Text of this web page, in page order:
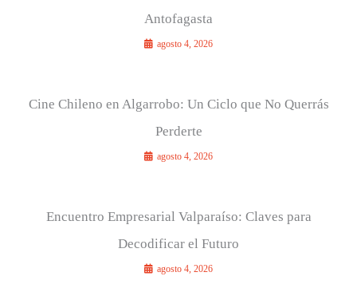
Antofagasta
agosto 4, 2026
Cine Chileno en Algarrobo: Un Ciclo que No Querrás
Perderte
agosto 4, 2026
Encuentro Empresarial Valparaíso: Claves para
Decodificar el Futuro
agosto 4, 2026